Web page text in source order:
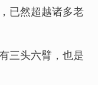
已然超越诸多老
三头六臂，也是